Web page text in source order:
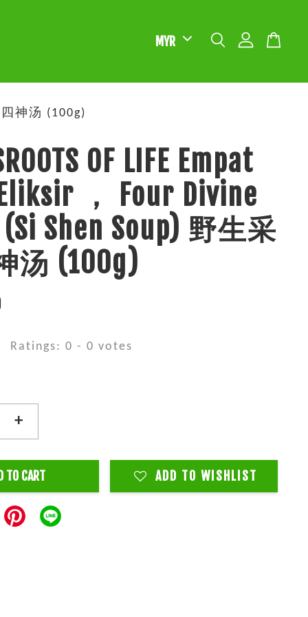
神汤 (100g)
OF LIFE Empat
， Four Divine
Shen Soup) 野生采
汤 (100g)
Ratings:0 -0 votes
+
TO CART ADD TO WISHLIST